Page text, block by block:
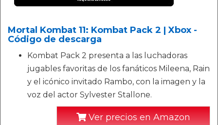
Mortal Kombat 11: Kombat Pack 2 | Xbox -
Código de descarga
Kombat Pack 2 presenta a las luchadoras
jugables favoritas de los fanáticos Mileena, Rain
y el icónico invitado Rambo, con la imagen y la
voz del actor Sylvester Stallone.
Ver precios en Amazon